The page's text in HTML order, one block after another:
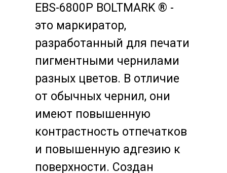
EBS-6800P BOLTMARK ® -
это маркиратор,
разработанный для печати
пигментными чернилами
разных цветов. В отличие
от обычных чернил, они
имеют повышенную
контрастность отпечатков
и повышенную адгезию к
поверхности. Создан